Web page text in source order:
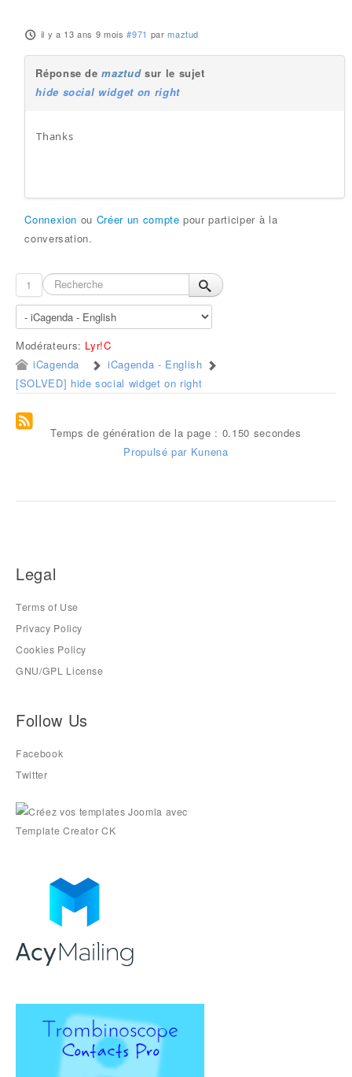
il y a 13 ans 9 mois #971 parmaztud
Réponse demaztudsur le sujet
hide social widget on right
Thanks
Connexion ou Créer un compte pour participer à la
conversation.
1
Modérateurs: Lyr!C
iCagenda
iCagenda - English
[SOLVED] hide social widget on right
Temps de génération de la page : 0.150 secondes
Propulsé par Kunena
Legal
Terms of Use
Privacy Policy
Cookies Policy
GNU/GPL License
Follow Us
Facebook
Twitter